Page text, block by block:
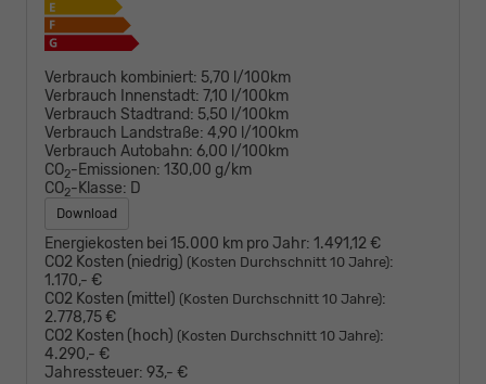
Verbrauch kombiniert: 5,70 l/100km
Verbrauch Innenstadt: 7,10 l/100km
Verbrauch Stadtrand: 5,50 l/100km
Verbrauch Landstraße: 4,90 l/100km
Verbrauch Autobahn: 6,00 l/100km
CO2-Emissionen: 130,00 g/km
CO2-Klasse: D
Download
Energiekosten bei 15.000 km pro Jahr: 1.491,12 €
CO2 Kosten (niedrig) (Kosten Durchschnitt 10 Jahre):
1.170,- €
CO2 Kosten (mittel) (Kosten Durchschnitt 10 Jahre):
2.778,75 €
CO2 Kosten (hoch) (Kosten Durchschnitt 10 Jahre):
4.290,- €
Jahressteuer: 93,- €